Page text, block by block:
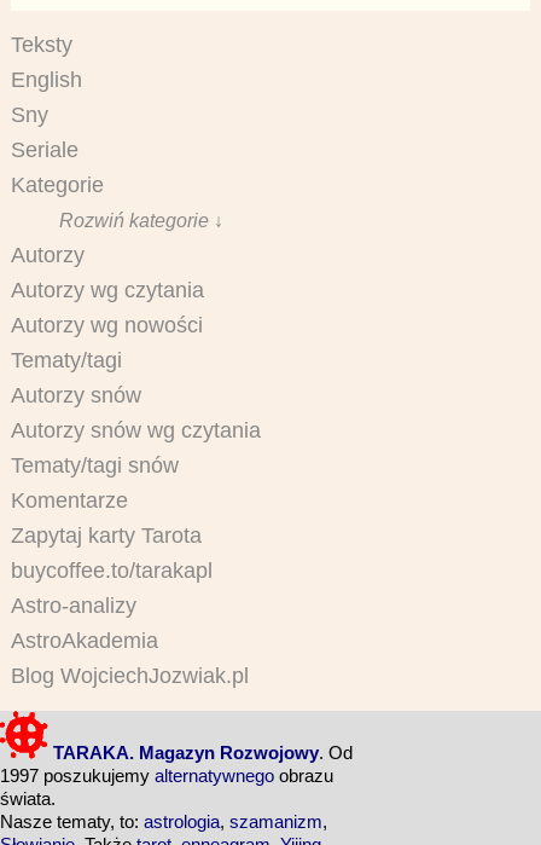
Teksty
English
Sny
Seriale
Kategorie
Rozwiń kategorie ↓
Autorzy
Autorzy wg czytania
Autorzy wg nowości
Tematy/tagi
Autorzy snów
Autorzy snów wg czytania
Tematy/tagi snów
Komentarze
Zapytaj karty Tarota
buycoffee.to/tarakapl
Astro-analizy
AstroAkademia
Blog WojciechJozwiak.pl
TARAKA. Magazyn Rozwojowy. Od
1997 poszukujemy alternatywnego obrazu
świata.
Nasze tematy, to: astrologia, szamanizm,